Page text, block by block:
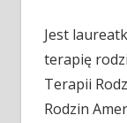
Jest
terapię
Terapii
Rodzin